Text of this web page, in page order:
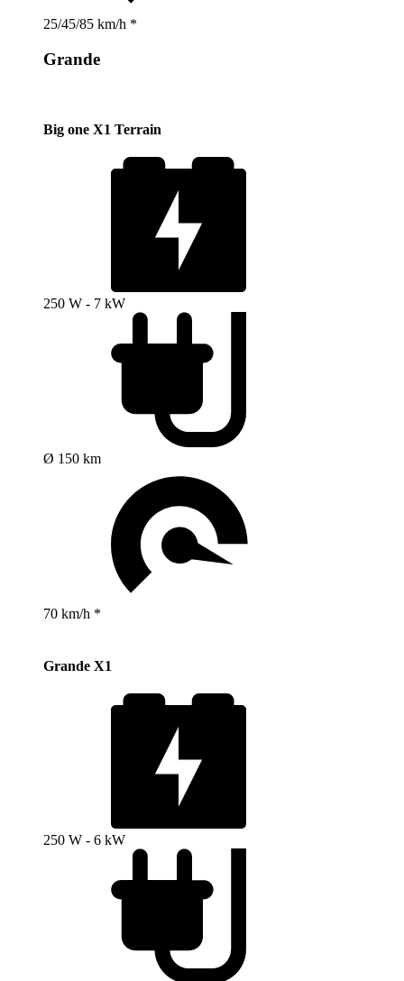
25/45/85 km/h *
Grande
Big one X1 Terrain
250 W - 7 kW
Ø 150 km
70 km/h *
Grande X1
250 W - 6 kW